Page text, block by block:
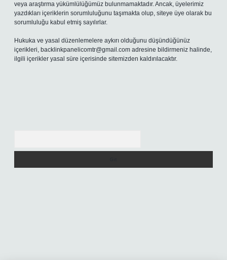
veya araştırma yükümlülüğümüz bulunmamaktadır. Ancak, üyelerimiz
yazdıkları içeriklerin sorumluluğunu taşımakta olup, siteye üye olarak bu
sorumluluğu kabul etmiş sayılırlar.
Hukuka ve yasal düzenlemelere aykırı olduğunu düşündüğünüz
içerikleri, backlinkpanelicomtr@gmail.com adresine bildirmeniz halinde,
ilgili içerikler yasal süre içerisinde sitemizden kaldırılacaktır.